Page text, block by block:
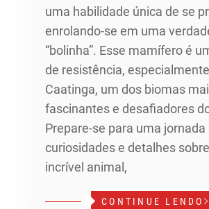
uma habilidade única de se
enrolando-se em uma
“bolinha”. Esse mamífero é
de resistência,
Caatinga, um dos biomas
fascinantes e desafiadores
Prepare-se para uma
curiosidades e detalhes
incrível animal,
CONTINUE LENDO